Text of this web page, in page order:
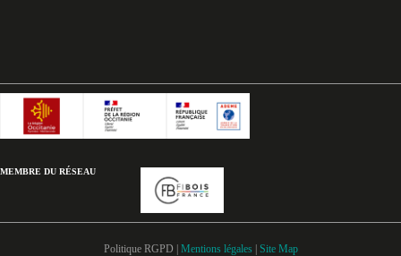
MEMBRE DU RÉSEAU
Politique RGPD | Mentions légales | Site Map